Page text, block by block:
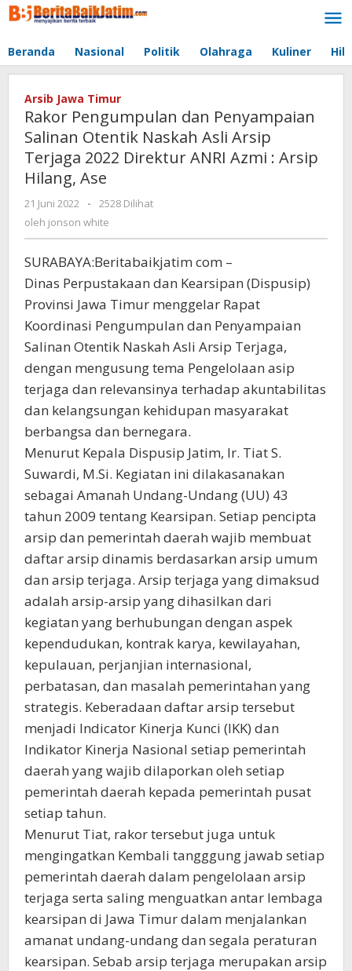
Lewati
ke
Beranda Nasional Politik Olahraga Kuliner
Arsib Jawa Timur
Rakor Pengumpulan dan Penyampaian
Salinan Otentik Naskah Asli Arsip
Terjaga 2022 Direktur ANRI Azmi : Arsip
Hilang, Ase
21 Juni 2022
oleh
jonson
-
2528 Dilihat
oleh jonson white
SURABAYA:Beritabaikjatim com –
Dinas Perpustakaan dan Kearsipan (Dispusip)
Provinsi Jawa Timur menggelar Rapat
Koordinasi Pengumpulan dan Penyampaian
Salinan Otentik Naskah Asli Arsip Terjaga,
dengan mengusung tema Pengelolaan asip
terjaga dan relevansinya terhadap akuntabilitas
dan kelangsungan kehidupan masyarakat
berbangsa dan bernegara.
Menurut Kepala Dispusip Jatim, Ir. Tiat S.
Suwardi, M.Si. Kegiatan ini dilakasanakan
sebagai Amanah Undang-Undang (UU) 43
tahun 2009 tentang Kearsipan. Setiap pencipta
arsip dan pemerintah daerah wajib membuat
daftar arsip dinamis berdasarkan arsip umum
dan arsip terjaga. Arsip terjaga yang dimaksud
adalah arsip-arsip yang dihasilkan dari
kegiatan yang berhubungan dengan aspek
kependudukan, kontrak karya, kewilayahan,
kepulauan, perjanjian internasional,
perbatasan, dan masalah pemerintahan yang
strategis. Keberadaan daftar arsip tersebut
menjadi Indicator Kinerja Kunci (IKK) dan
Indikator Kinerja Nasional setiap pemerintah
daerah yang wajib dilaporkan oleh setiap
pemerintah daerah kepada pemerintah pusat
setiap tahun.
Menurut Tiat, rakor tersebut juga untuk
mengingatkan Kembali tangggung jawab setiap
pemerintah daerah dalam pengelolaan arsip
terjaga serta saling menguatkan antar lembaga
kearsipan di Jawa Timur dalam menjalankan
amanat undang-undang dan segala peraturan
kearsipan. Sebab arsip terjaga merupakan arsip